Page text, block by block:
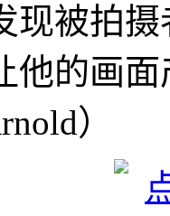
现被拍
他的画
）